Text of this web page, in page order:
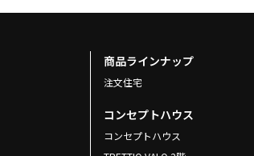
商品ラインナップ
注文住宅
コンセプトハウス
コンセプトハウス